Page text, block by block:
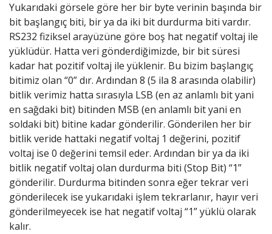
Yukarıdaki görsele göre her bir byte verinin başında bir
bit başlangıç biti, bir ya da iki bit durdurma biti vardır.
RS232 fiziksel arayüzüne göre boş hat negatif voltaj ile
yüklüdür. Hatta veri gönderdiğimizde, bir bit süresi
kadar hat pozitif voltaj ile yüklenir. Bu bizim başlangıç
bitimiz olan “0” dır. Ardından 8 (5 ila 8 arasında olabilir)
bitlik verimiz hatta sırasıyla LSB (en az anlamlı bit yani
en sağdaki bit) bitinden MSB (en anlamlı bit yani en
soldaki bit) bitine kadar gönderilir. Gönderilen her bir
bitlik veride hattaki negatif voltaj 1 değerini, pozitif
voltaj ise 0 değerini temsil eder. Ardından bir ya da iki
bitlik negatif voltaj olan durdurma biti (Stop Bit) “1”
gönderilir. Durdurma bitinden sonra eğer tekrar veri
gönderilecek ise yukarıdaki işlem tekrarlanır, hayır veri
gönderilmeyecek ise hat negatif voltaj “1” yüklü olarak
kalır.